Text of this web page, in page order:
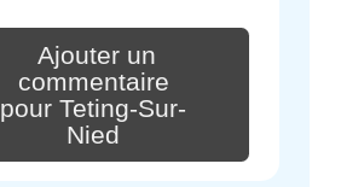
Ajouter un
commentaire
pour Teting-Sur-
Nied